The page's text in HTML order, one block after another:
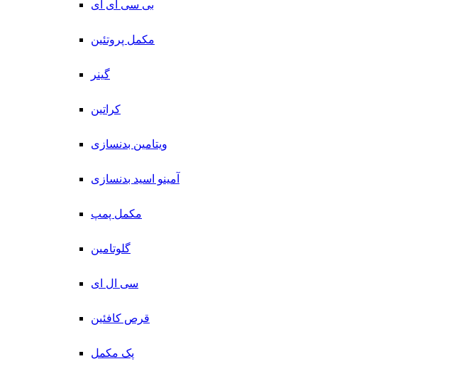
بی سی ای ای
مکمل پروتئین
گینر
کراتین
ویتامین بدنسازی
آمینو اسید بدنسازی
مکمل پمپ
گلوتامین
سی ال ای
قرص کافئین
پک مکمل